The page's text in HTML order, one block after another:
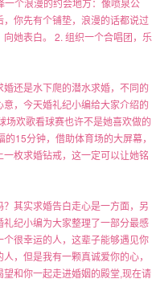
个浪漫的约会地方：像喷泉公
你先有个铺垫，浪漫的话都说过
她表白。 2. 组织一个合唱团，乐
还是水下爬的潜水求婚，不同的
，今天婚礼纪小编给大家介绍的
场欢歌看球赛也许不是她喜欢做的
15分钟，借助体育场的大屏幕，
枚求婚钻戒，这一定可以让她铭
其实求婚告白走心是一方面，另
纪小编为大家整理了一部分最感
很幸运的人，这辈子能够遇见你
，但是我有一颗真诚爱你的心，
和你一起走进婚姻的殿堂,现在请